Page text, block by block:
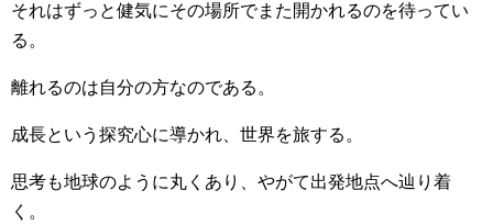
それはずっと健気にその場所でまた開かれるのを待ってい
る。
離れるのは自分の方なのである。
成長という探究心に導かれ、世界を旅する。
思考も地球のように丸くあり、やがて出発地点へ辿り着
く。